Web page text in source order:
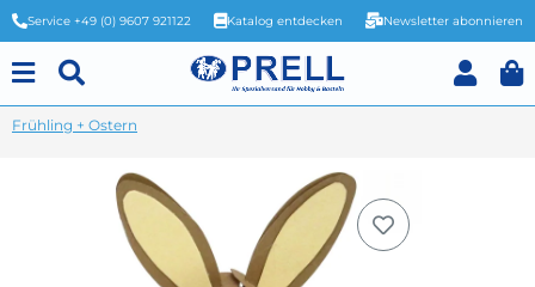
Service +49 (0) 9607 921122 Katalog entdecken Newsletter abonnieren
Frühling + Ostern